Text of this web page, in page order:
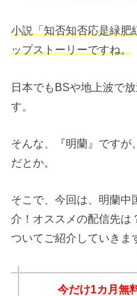
小説「知否知否応是緑肥
ップストーリーですね。
日本でもBSや地上波で
す。
そんな、『明蘭』ですが
だとか。
そこで、今回は、明蘭中
介！オススメの配信先は
ついてご紹介していきま
今だけ1カ月無